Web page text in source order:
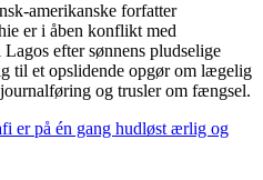
amerikanske forfatter
er i åben konflikt med
efter sønnens pludselige
til et opslidende opgør om lægelig
og trusler om fængsel.